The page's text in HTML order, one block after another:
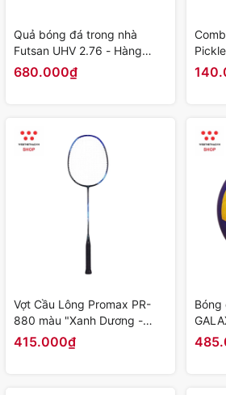
Quả bóng đá trong nhà
Futsan UHV 2.76 - Hàng
Chính Hãng
680.000₫
Pro -
Vợt Cầu Lông Promax PR-
880 màu "Xanh Dương -
Đen" - Hàng Chính Hãng
415.000₫